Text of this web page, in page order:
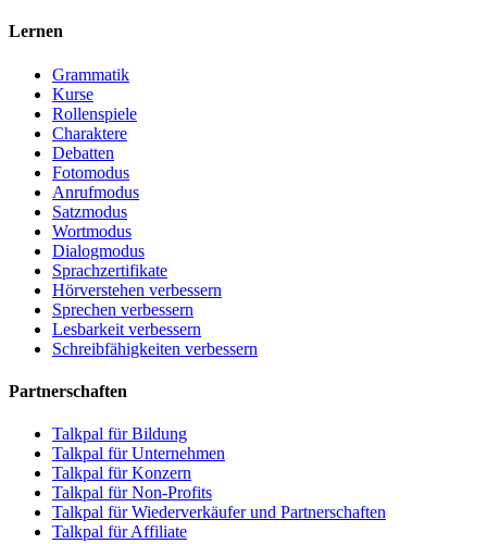
Lernen
Grammatik
Kurse
Rollenspiele
Charaktere
Debatten
Fotomodus
Anrufmodus
Satzmodus
Wortmodus
Dialogmodus
Sprachzertifikate
Hörverstehen verbessern
Sprechen verbessern
Lesbarkeit verbessern
Schreibfähigkeiten verbessern
Partnerschaften
Talkpal für Bildung
Talkpal für Unternehmen
Talkpal für Konzern
Talkpal für Non-Profits
Talkpal für Wiederverkäufer und Partnerschaften
Talkpal für Affiliate